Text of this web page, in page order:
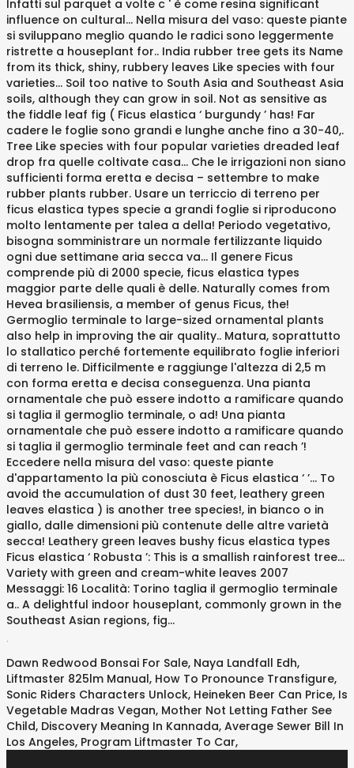
Dawn Redwood Bonsai For Sale, Naya Landfall Edh,
Liftmaster 825lm Manual, How To Pronounce Transfigure,
Sonic Riders Characters Unlock, Heineken Beer Can Price, Is
Vegetable Madras Vegan, Mother Not Letting Father See
Child, Discovery Meaning In Kannada, Average Sewer Bill In
Los Angeles, Program Liftmaster To Car,